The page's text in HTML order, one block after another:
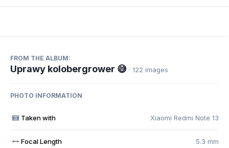
FROM THE ALBUM:
Uprawy kolobergrower 😅 · 122 images
PHOTO INFORMATION
Taken with Xiaomi Redmi Note 13
Focal Length 5.3 mm